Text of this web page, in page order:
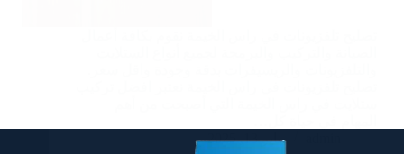
يناير 13, 2025